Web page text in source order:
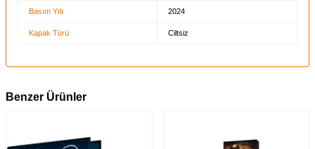
Basım Yılı 2024
Kapak Türü Ciltsiz
Benzer Ürünler